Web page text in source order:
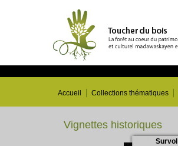
Accueil Collections thématiques
Vignettes historiques
Survol